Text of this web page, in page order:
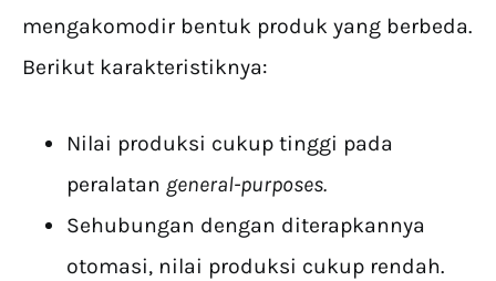
mengakomodir bentuk produk yang berbeda.
Berikut karakteristiknya:
Nilai produksi cukup tinggi pada
peralatan general-purposes.
Sehubungan dengan diterapkannya
otomasi, nilai produksi cukup rendah.